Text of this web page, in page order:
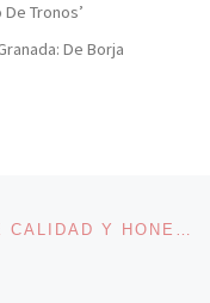
Tronos’
De Borja
LLEGA CTXT, PERIODISMO DE CALIDAD Y HONESTIDAD